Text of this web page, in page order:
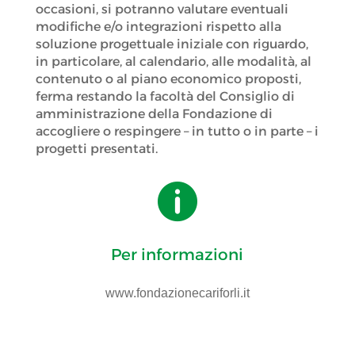
occasioni, si potranno valutare eventuali
modifiche e/o integrazioni rispetto alla
soluzione progettuale iniziale con riguardo,
in particolare, al calendario, alle modalità, al
contenuto o al piano economico proposti,
ferma restando la facoltà del Consiglio di
amministrazione della Fondazione di
accogliere o respingere – in tutto o in parte – i
progetti presentati.

Per informazioni
www.fondazionecariforli.it